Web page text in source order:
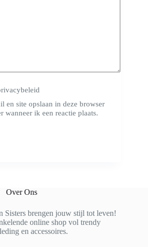
en site opslaan in deze browser
wanneer ik een reactie plaats.
Over Ons
Sisters brengen jouw stijl tot leven!
online shop vol trendy
en accessoires.